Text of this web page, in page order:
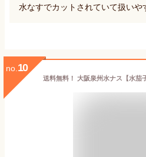
水なすでカットされていて扱いや
no. 10